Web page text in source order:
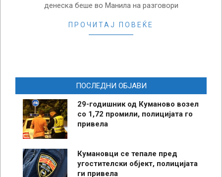
денеска беше во Манила на разговори
ПРОЧИТАЈ ПОВЕЌЕ
ПОСЛЕДНИ ОБЈАВИ
29-годишник од Куманово возел
со 1,72 промили, полицијата го
привела
Кумановци се тепале пред
угостителски објект, полицијата
ги привела